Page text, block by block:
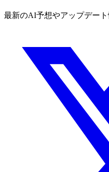
最新のAI予想やアップデー